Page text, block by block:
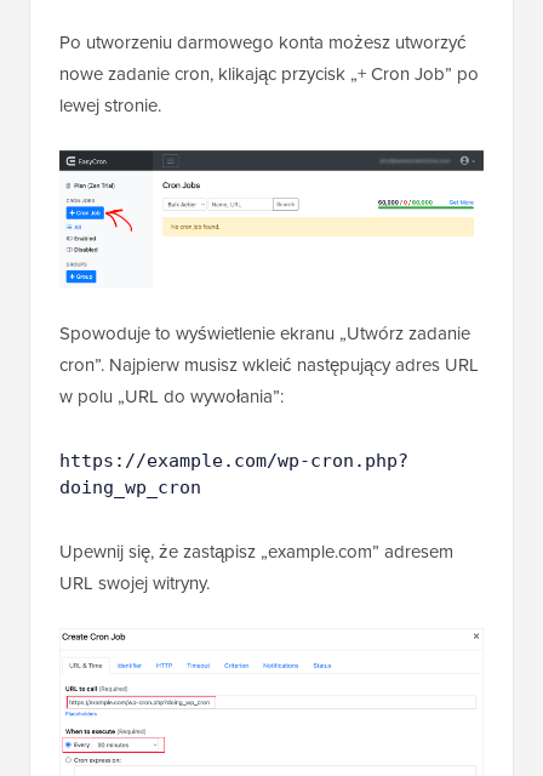
Po utworzeniu darmowego konta możesz utworzyć
nowe zadanie cron, klikając przycisk „+ Cron Job” po
lewej stronie.
Spowoduje to wyświetlenie ekranu „Utwórz zadanie
cron”. Najpierw musisz wkleić następujący adres URL
w polu „URL do wywołania”:
https://example.com/wp-cron.php?
doing_wp_cron
Upewnij się, że zastąpisz „example.com” adresem
URL swojej witryny.